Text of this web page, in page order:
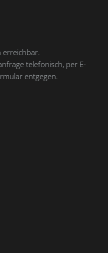
erreichbar.
telefonisch, per E-
entgegen.